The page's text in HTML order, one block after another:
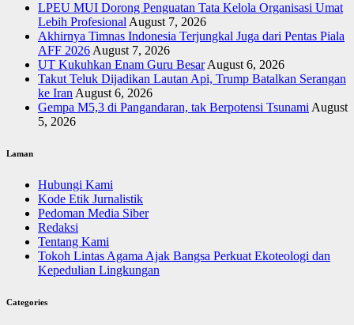
LPEU MUI Dorong Penguatan Tata Kelola Organisasi Umat
Lebih Profesional August 7, 2026
Akhirnya Timnas Indonesia Terjungkal Juga dari Pentas Piala
AFF 2026 August 7, 2026
UT Kukuhkan Enam Guru Besar August 6, 2026
Takut Teluk Dijadikan Lautan Api, Trump Batalkan Serangan
ke Iran August 6, 2026
Gempa M5,3 di Pangandaran, tak Berpotensi Tsunami August
5, 2026
Laman
Hubungi Kami
Kode Etik Jurnalistik
Pedoman Media Siber
Redaksi
Tentang Kami
Tokoh Lintas Agama Ajak Bangsa Perkuat Ekoteologi dan
Kepedulian Lingkungan
Categories